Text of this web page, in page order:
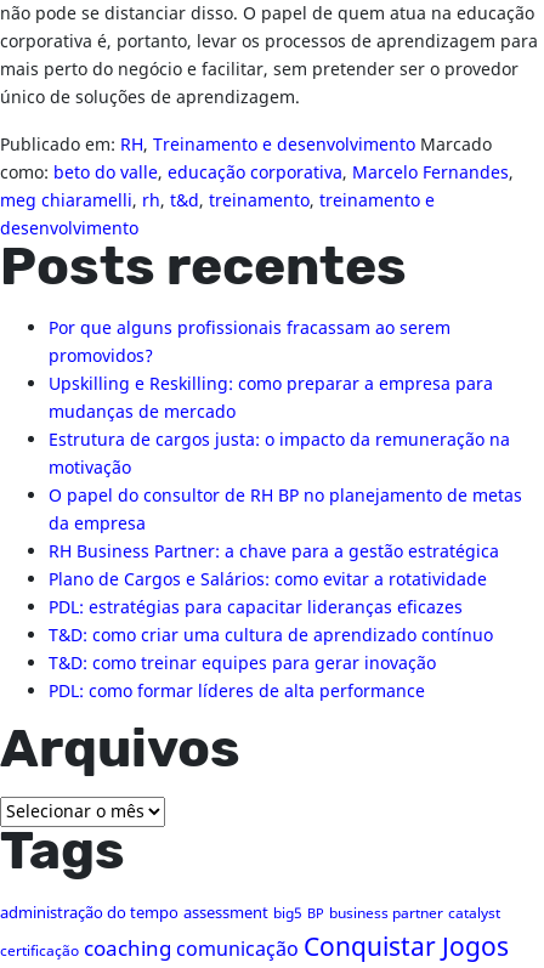
não pode se distanciar disso. O papel de quem atua na educação
corporativa é, portanto, levar os processos de aprendizagem para
mais perto do negócio e facilitar, sem pretender ser o provedor
único de soluções de aprendizagem.
Publicado em: RH, Treinamento e desenvolvimento Marcado
como: beto do valle, educação corporativa, Marcelo Fernandes,
meg chiaramelli, rh, t&d, treinamento, treinamento e
desenvolvimento
Posts recentes
Por que alguns profissionais fracassam ao serem
promovidos?
Upskilling e Reskilling: como preparar a empresa para
mudanças de mercado
Estrutura de cargos justa: o impacto da remuneração na
motivação
O papel do consultor de RH BP no planejamento de metas
da empresa
RH Business Partner: a chave para a gestão estratégica
Plano de Cargos e Salários: como evitar a rotatividade
PDL: estratégias para capacitar lideranças eficazes
T&D: como criar uma cultura de aprendizado contínuo
T&D: como treinar equipes para gerar inovação
PDL: como formar líderes de alta performance
Arquivos
Arquivos
Tags
administração do tempo assessment big5 BP business partner catalyst
certificação coaching comunicação Conquistar Jogos